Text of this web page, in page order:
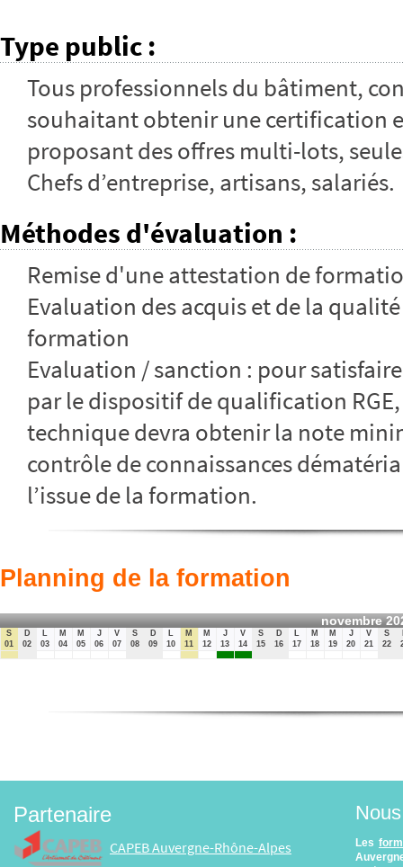
Type public :
Tous professionnels du bâtiment,
souhaitant obtenir une certification
proposant des offres multi-lots,
Chefs d’entreprise, artisans, salariés.
Méthodes d'évaluation :
Remise d'une attestation de
Evaluation des acquis et de la
formation
Evaluation / sanction : pour
par le dispositif de qualification
technique devra obtenir la note
contrôle de connaissances
l’issue de la formation.
Planning de la formation
novembre
S
01
D
02
03
M
04
M
05
J
06
V
07
S
08
D
09
10
M
11
M
12
J
13
V
14
S
15
D
16
17
M
18
M
19
J
20
V
21
S
22
Partenaire
CAPEB Auvergne-Rhône-Alpes Les